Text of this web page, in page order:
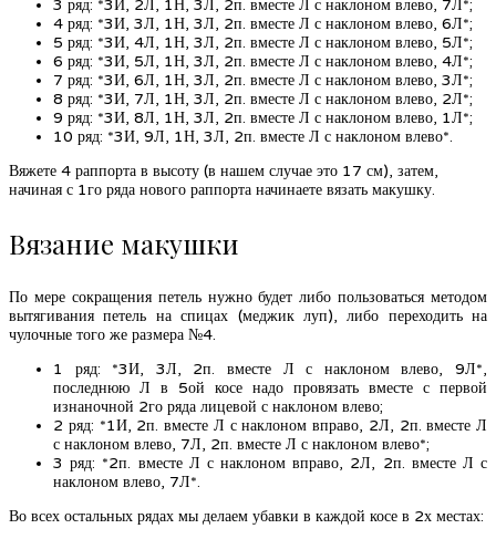
3 ряд: *3И, 2Л, 1Н, 3Л, 2п. вместе Л с наклоном влево, 7Л*;
4 ряд: *3И, 3Л, 1Н, 3Л, 2п. вместе Л с наклоном влево, 6Л*;
5 ряд: *3И, 4Л, 1Н, 3Л, 2п. вместе Л с наклоном влево, 5Л*;
6 ряд: *3И, 5Л, 1Н, 3Л, 2п. вместе Л с наклоном влево, 4Л*;
7 ряд: *3И, 6Л, 1Н, 3Л, 2п. вместе Л с наклоном влево, 3Л*;
8 ряд: *3И, 7Л, 1Н, 3Л, 2п. вместе Л с наклоном влево, 2Л*;
9 ряд: *3И, 8Л, 1Н, 3Л, 2п. вместе Л с наклоном влево, 1Л*;
10 ряд: *3И, 9Л, 1Н, 3Л, 2п. вместе Л с наклоном влево*.
Вяжете 4 раппорта в высоту (в нашем случае это 17 см), затем,
начиная с 1го ряда нового раппорта начинаете вязать макушку.
Вязание макушки
По мере сокращения петель нужно будет либо пользоваться методом
вытягивания петель на спицах (меджик луп), либо переходить на
чулочные того же размера №4.
1 ряд: *3И, 3Л, 2п. вместе Л с наклоном влево, 9Л*,
последнюю Л в 5ой косе надо провязать вместе с первой
изнаночной 2го ряда лицевой с наклоном влево;
2 ряд: *1И, 2п. вместе Л с наклоном вправо, 2Л, 2п. вместе Л
с наклоном влево, 7Л, 2п. вместе Л с наклоном влево*;
3 ряд: *2п. вместе Л с наклоном вправо, 2Л, 2п. вместе Л с
наклоном влево, 7Л*.
Во всех остальных рядах мы делаем убавки в каждой косе в 2х местах: